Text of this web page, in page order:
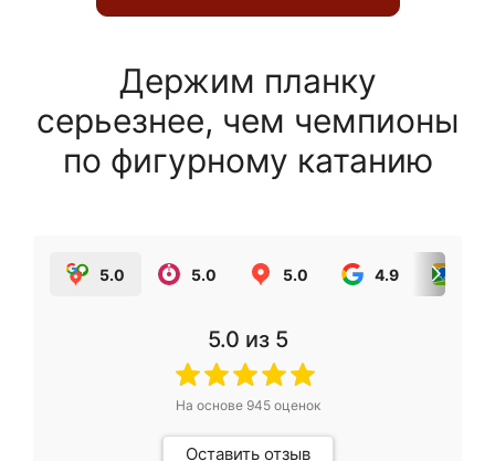
Держим планку
серьезнее, чем чемпионы
по фигурному катанию
5.0 5.0 5.0 4.9
5.0 из 5
На основе 945оценок
Оставить отзыв